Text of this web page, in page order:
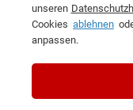
ALK-
GmbH
unseren
Cookies ablehnen
anpassen.